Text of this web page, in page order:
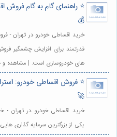
⭐️ راهنمای گام به گام
💰
خرید اقساطی خودرو در تهران -
قدرتمند برای افزایش چشمگیر
های خودروسازی است. | مشاهده و
⭐️ فروش اقساطی خودرو:
🚀
خرید اقساطی خودرو در تهران -
یکی از بزرگترین سرمایه گذاری